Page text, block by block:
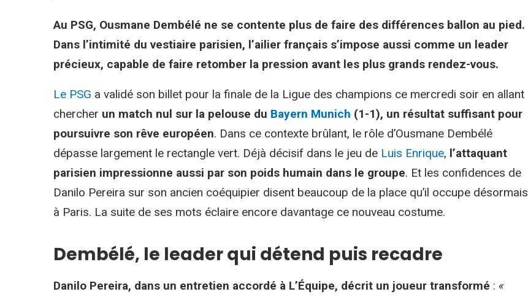
Au PSG, Ousmane Dembélé ne se contente plus de faire des différences ballon au pied.
Dans l’intimité du vestiaire parisien, l’ailier français s’impose aussi comme un leader
précieux, capable de faire retomber la pression avant les plus grands rendez-vous.
Le PSG a validé son billet pour la finale de la Ligue des champions ce mercredi soir en allant
chercher un match nul sur la pelouse du Bayern Munich (1-1), un résultat suffisant pour
poursuivre son rêve européen. Dans ce contexte brûlant, le rôle d’Ousmane Dembélé
dépasse largement le rectangle vert. Déjà décisif dans le jeu de Luis Enrique, l’attaquant
parisien impressionne aussi par son poids humain dans le groupe. Et les confidences de
Danilo Pereira sur son ancien coéquipier disent beaucoup de la place qu’il occupe désormais
à Paris. La suite de ses mots éclaire encore davantage ce nouveau costume.
Dembélé, le leader qui détend puis recadre
Danilo Pereira, dans un entretien accordé à L’Équipe, décrit un joueur transformé : «